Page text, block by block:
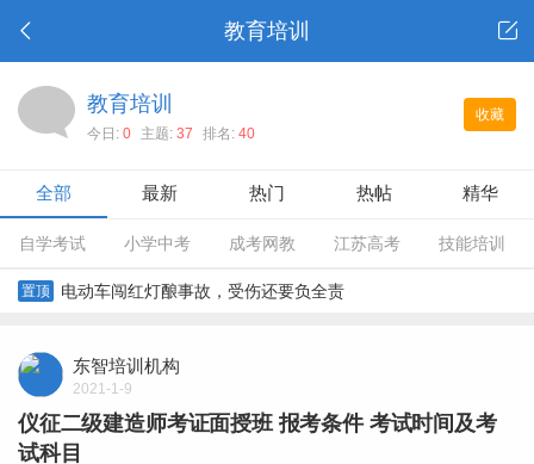
教育培训
收藏
教育培训
今日: 0 主题: 37 排名: 40
全部 最新 热门 热帖 精华
自学考试 小学中考 成考网教 江苏高考 技能培训
置顶 电动车闯红灯酿事故，受伤还要负全责
东智培训机构
2021-1-9
仪征二级建造师考证面授班 报考条件 考试时间及考
试科目